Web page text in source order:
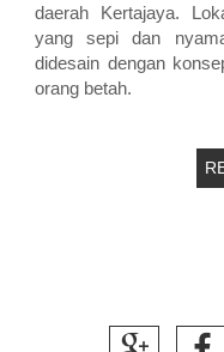
daerah Kertajaya.
yang sepi dan
didesain dengan
orang betah.